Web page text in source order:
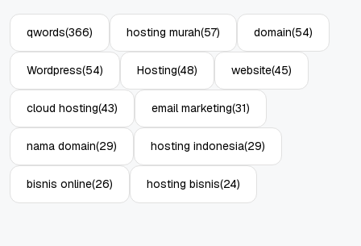
qwords(366) hosting murah(57) domain(54)
Wordpress(54) Hosting(48) website(45)
cloud hosting(43) email marketing(31)
nama domain(29) hosting indonesia(29)
bisnis online(26) hosting bisnis(24)